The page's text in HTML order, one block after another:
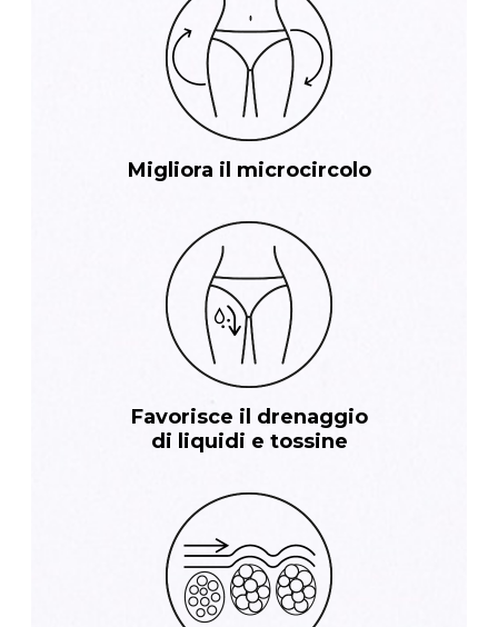
Migliora il microcircolo
Favorisce il drenaggio
di liquidi e tossine